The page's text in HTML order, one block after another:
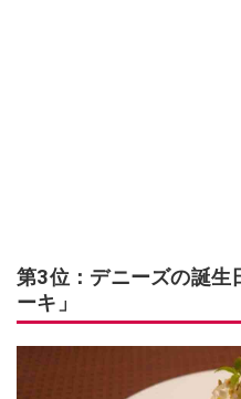
第3位：デニーズの誕生
ーキ」